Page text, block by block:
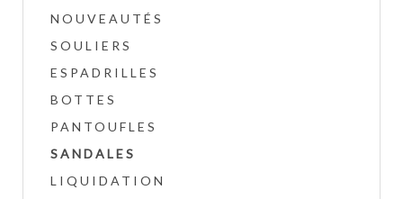
NOUVEAUTÉS
SOULIERS
ESPADRILLES
BOTTES
PANTOUFLES
SANDALES
LIQUIDATION